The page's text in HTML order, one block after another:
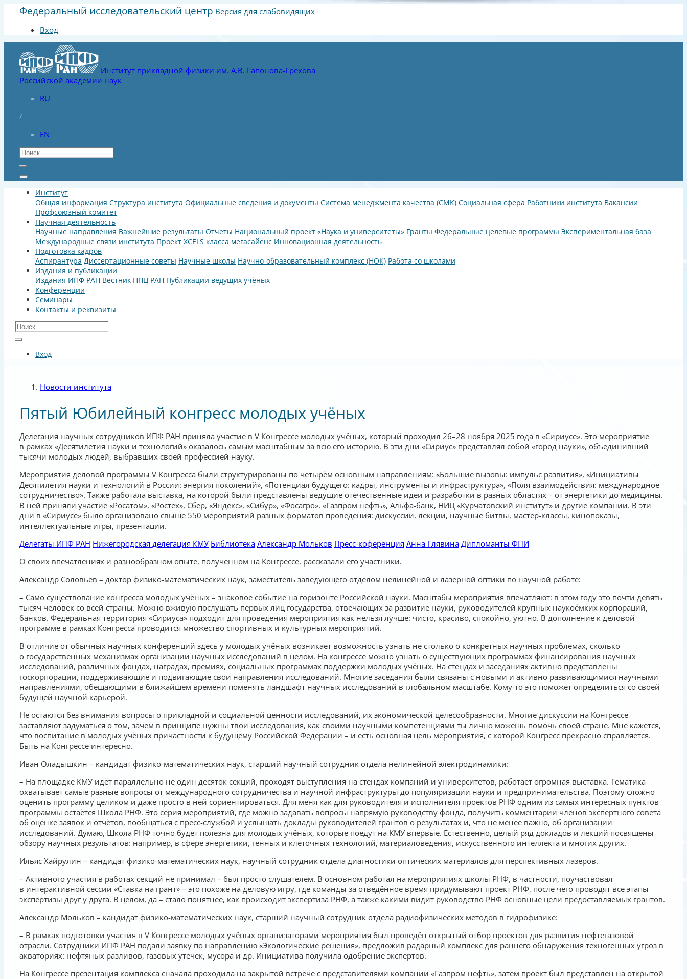
Федеральный исследовательский центр Версия для слабовидящих
Вход
Институт прикладной физики им. А.В. Гапонова-Грехова
Российской академии наук
RU
/
EN
Институт
Общая информация Структура института Официальные сведения и документы Система менеджмента качества (СМК) Социальная сфера Работники института Вакансии
Профсоюзный комитет
Научная деятельность
Научные направления Важнейшие результаты Отчеты Национальный проект «Наука и университеты» Гранты Федеральные целевые программы Экспериментальная база
Международные связи института Проект XCELS класса мегасайенс Инновационная деятельность
Подготовка кадров
Аспирантура Диссертационные советы Научные школы Научно-образовательный комплекс (НОК) Работа со школами
Издания и публикации
Издания ИПФ РАН Вестник ННЦ РАН Публикации ведущих учёных
Конференции
Семинары
Контакты и реквизиты
Вход
Новости института
Пятый Юбилейный конгресс молодых учёных
Делегация научных сотрудников ИПФ РАН приняла участие в V Конгрессе молодых учёных, который проходил 26–28 ноября 2025 года в «Сириусе». Это мероприятие
в рамках «Десятилетия науки и технологий» оказалось самым масштабным за всю его историю. В эти дни «Сириус» представлял собой «город науки», объединивший
тысячи молодых людей, выбравших своей профессией науку.
Мероприятия деловой программы V Конгресса были структурированы по четырём основным направлениям: «Большие вызовы: импульс развития», «Инициативы
Десятилетия науки и технологий в России: энергия поколений», «Потенциал будущего: кадры, инструменты и инфраструктура», «Поля взаимодействия: международное
сотрудничество». Также работала выставка, на которой были представлены ведущие отечественные идеи и разработки в разных областях – от энергетики до медицины.
В ней приняли участие «Росатом», «Ростех», Сбер, «Яндекс», «Сибур», «Фосагро», «Газпром нефть», Альфа-банк, НИЦ «Курчатовский институт» и другие компании. В эти
дни в «Сириусе» было организовано свыше 550 мероприятий разных форматов проведения: дискуссии, лекции, научные битвы, мастер-классы, кинопоказы,
интеллектуальные игры, презентации.
Делегаты ИПФ РАН Нижегородская делегация КМУ Библиотека Александр Мольков Пресс-коференция Анна Глявина Дипломанты ФПИ
О своих впечатлениях и разнообразном опыте, полученном на Конгрессе, рассказали его участники.
Александр Соловьев – доктор физико-математических наук, заместитель заведующего отделом нелинейной и лазерной оптики по научной работе:
– Само существование конгресса молодых учёных – знаковое событие на горизонте Российской науки. Масштабы мероприятия впечатляют: в этом году это почти девять
тысяч человек со всей страны. Можно вживую послушать первых лиц государства, отвечающих за развитие науки, руководителей крупных наукоёмких корпораций,
банков. Федеральная территория «Сириуса» подходит для проведения мероприятия как нельзя лучше: чисто, красиво, спокойно, уютно. В дополнение к деловой
программе в рамках Конгресса проводится множество спортивных и культурных мероприятий.
В отличие от обычных научных конференций здесь у молодых учёных возникает возможность узнать не столько о конкретных научных проблемах, сколько
о государственных механизмах организации научных исследований в целом. На конгрессе можно узнать о существующих программах финансирования научных
исследований, различных фондах, наградах, премиях, социальных программах поддержки молодых учёных. На стендах и заседаниях активно представлены
госкорпорации, поддерживающие и подвигающие свои направления исследований. Многие заседания были связаны с новыми и активно развивающимися научными
направлениями, обещающими в ближайшем времени поменять ландшафт научных исследований в глобальном масштабе. Кому-то это поможет определиться со своей
будущей научной карьерой.
Не остаются без внимания вопросы о прикладной и социальной ценности исследований, их экономической целесообразности. Многие дискуссии на Конгрессе
заставляют задуматься о том, зачем в принципе нужны твои исследования, как своими научными компетенциями ты лично можешь помочь своей стране. Мне кажется,
что воспитание в молодых учёных причастности к будущему Российской Федерации – и есть основная цель мероприятия, с которой Конгресс прекрасно справляется.
Быть на Конгрессе интересно.
Иван Оладышкин – кандидат физико-математических наук, старший научный сотрудник отдела нелинейной электродинамики:
– На площадке КМУ идёт параллельно не один десяток секций, проходят выступления на стендах компаний и университетов, работает огромная выставка. Тематика
охватывает самые разные вопросы от международного сотрудничества и научной инфраструктуры до популяризации науки и предпринимательства. Поэтому сложно
оценить программу целиком и даже просто в ней сориентироваться. Для меня как для руководителя и исполнителя проектов РНФ одним из самых интересных пунктов
программы остаётся Школа РНФ. Это серия мероприятий, где можно задавать вопросы напрямую руководству фонда, получить комментарии членов экспертного совета
об оценке заявок и отчётов, пообщаться с пресс-службой и услышать доклады руководителей грантов о результатах и, что не менее важно, об организации
исследований. Думаю, Школа РНФ точно будет полезна для молодых учёных, которые поедут на КМУ впервые. Естественно, целый ряд докладов и лекций посвящены
обзору научных результатов: например, в сфере энергетики, генных и клеточных технологий, материаловедения, искусственного интеллекта и многих других.
Ильяс Хайрулин – кандидат физико-математических наук, научный сотрудник отдела диагностики оптических материалов для перспективных лазеров.
– Активного участия в работах секций не принимал – был просто слушателем. В основном работал на мероприятиях школы РНФ, в частности, поучаствовал
в интерактивной сессии «Ставка на грант» – это похоже на деловую игру, где команды за отведённое время придумывают проект РНФ, после чего проводят все этапы
экспертизы друг у друга. В целом, да – стало понятнее, как происходит экспертиза РНФ, а также какими видит руководство РНФ основные цели предоставляемых грантов.
Александр Мольков – кандидат физико-математических наук, старший научный сотрудник отдела радиофизических методов в гидрофизике:
– В рамках подготовки участия в V Конгрессе молодых учёных организаторами мероприятия был проведён открытый отбор проектов для развития нефтегазовой
отрасли. Сотрудники ИПФ РАН подали заявку по направлению «Экологические решения», предложив радарный комплекс для раннего обнаружения техногенных угроз в
акваториях: нефтяных разливов, газовых утечек, мусора и др. Инициатива получила одобрение экспертов.
На Конгрессе презентация комплекса сначала проходила на закрытой встрече с представителями компании «Газпром нефть», затем проект был представлен на открытой